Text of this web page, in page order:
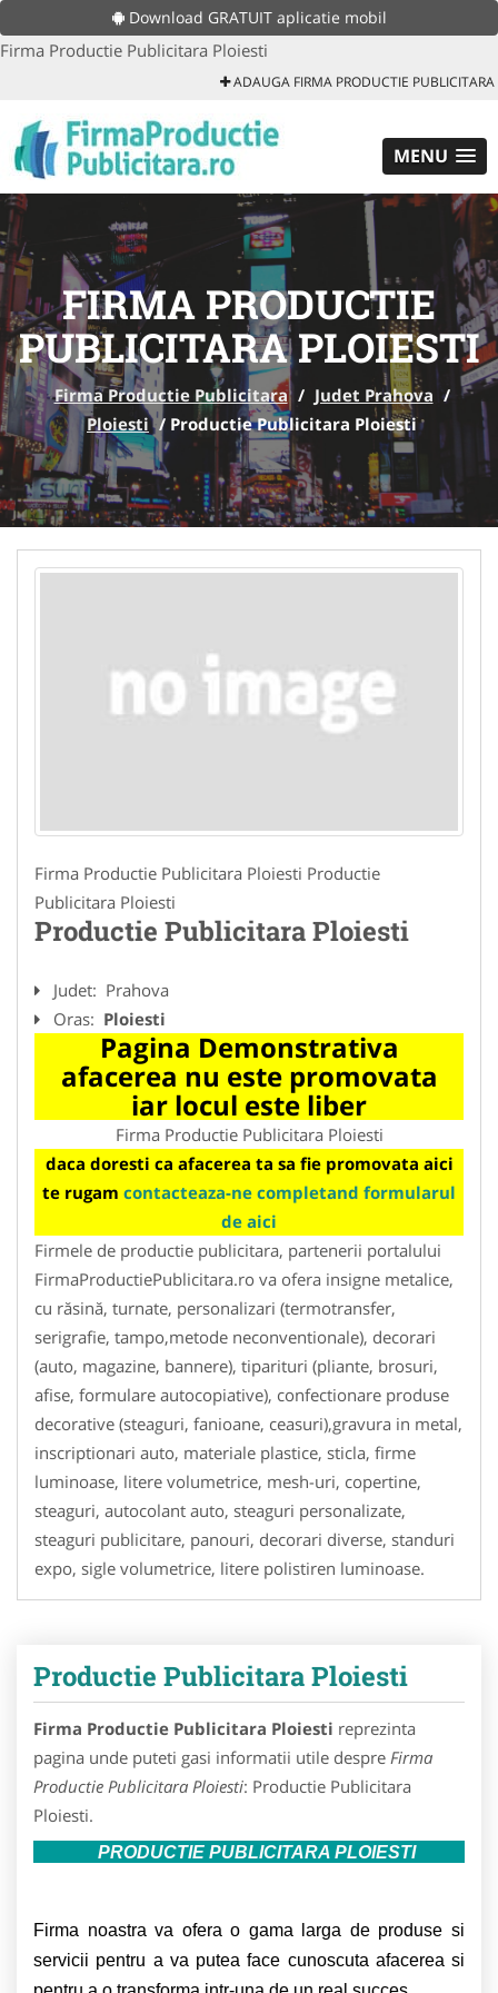
Download GRATUIT aplicatie mobil
Firma Productie Publicitara Ploiesti
ADAUGA FIRMA PRODUCTIE PUBLICITARA
MENU
FIRMA PRODUCTIE
PUBLICITARA PLOIESTI
Firma Productie Publicitara / Judet Prahova /
Ploiesti / Productie Publicitara Ploiesti
Firma Productie Publicitara Ploiesti Productie
Publicitara Ploiesti
Productie Publicitara Ploiesti
Judet: Prahova
Oras: Ploiesti
Pagina Demonstrativa
afacerea nu este promovata
iar locul este liber
Firma Productie Publicitara Ploiesti
daca doresti ca afacerea ta sa fie promovata aici
te rugam contacteaza-ne completand formularul
de aici
Firmele de productie publicitara, partenerii portalului
FirmaProductiePublicitara.ro va ofera insigne metalice,
cu răsină, turnate, personalizari (termotransfer,
serigrafie, tampo,metode neconventionale), decorari
(auto, magazine, bannere), tiparituri (pliante, brosuri,
afise, formulare autocopiative), confectionare produse
decorative (steaguri, fanioane, ceasuri),gravura in metal,
inscriptionari auto, materiale plastice, sticla, firme
luminoase, litere volumetrice, mesh-uri, copertine,
steaguri, autocolant auto, steaguri personalizate,
steaguri publicitare, panouri, decorari diverse, standuri
expo, sigle volumetrice, litere polistiren luminoase.
Productie Publicitara Ploiesti
Firma Productie Publicitara Ploiesti reprezinta
pagina unde puteti gasi informatii utile despre Firma
Productie Publicitara Ploiesti: Productie Publicitara
Ploiesti.
PRODUCTIE PUBLICITARA PLOIESTI
Firma noastra va ofera o gama larga de produse si
servicii pentru a va putea face cunoscuta afacerea si